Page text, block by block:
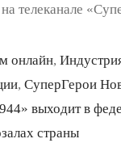
телеканале
онлайн,
, СуперГерои
выходит в
страны